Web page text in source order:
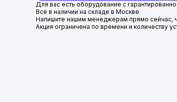
Для вас есть оборудование с
Всё в наличии на складе в Москве
Напишите нашим менеджерам прямо сейчас,
Акция ограничена по времени и количеству